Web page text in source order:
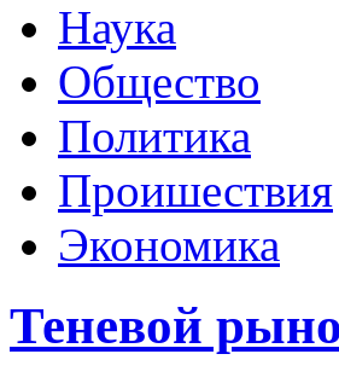
Наука
Общество
Политика
Проишествия
Экономика
Теневой